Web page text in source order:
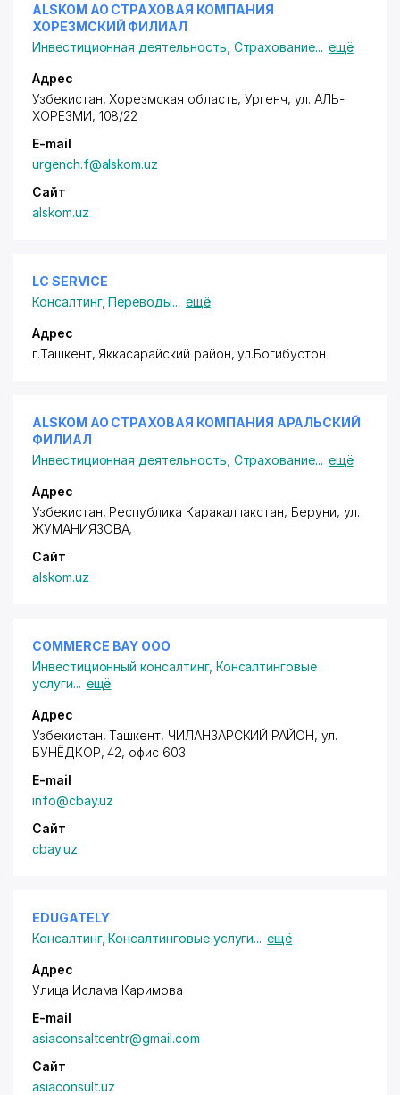
ALSKOM АО СТРАХОВАЯ КОМПАНИЯ
ХОРЕЗМСКИЙ ФИЛИАЛ
Инвестиционная деятельность Страхование... ещё
Адрес
Узбекистан, Хорезмская область,Ургенч,ул. АЛЬ-
ХОРЕЗМИ, 108/22
E-mail
urgench.f@alskom.uz
Сайт
alskom.uz
LC SERVICE
Консалтинг,Переводы... ещё
Адрес
г.Ташкент, Яккасарайский район, ул.Богибустон
ALSKOM АО СТРАХОВАЯ КОМПАНИЯ АРАЛЬСКИЙ
ФИЛИАЛ
Инвестиционная деятельность Страхование... ещё
Адрес
Узбекистан, Республика Каракалпакстан, Беруни, ул.
ЖУМАНИЯЗОВА,
Сайт
alskom.uz
COMMERCE BAY ООО
Инвестиционный консалтинг, Консалтинговые
услуги... ещё
Адрес
Узбекистан, Ташкент, ЧИЛАНЗАРСКИЙ РАЙОН, ул.
БУНЁДКОР, 42, офис 603
E-mail
info@cbay.uz
Сайт
cbay.uz
EDUGATELY
Консалтинг,Консалтинговые услуги... ещё
Адрес
Улица Ислама Каримова
E-mail
asiaconsaltcentr@gmail.com
Сайт
asiaconsult.uz